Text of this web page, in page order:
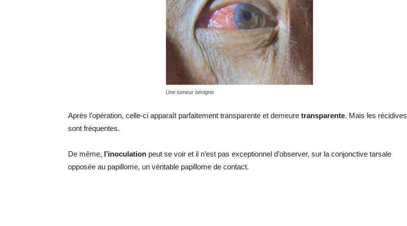
Une tumeur bénigne
Après l’opération, celle-ci apparaît parfaitement transparente et demeure transparente. Mais les récidives
sont fréquentes.
De même, l’inoculation peut se voir et il n’est pas exceptionnel d’observer, sur la conjonctive tarsale
opposée au papillome, un véritable papillome de contact.